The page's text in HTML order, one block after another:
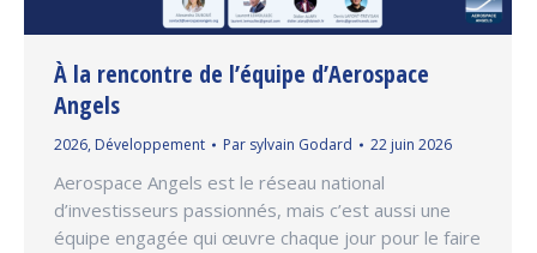
À la rencontre de l’équipe d’Aerospace
Angels
2026, Développement Par sylvain Godard 22 juin 2026
Aerospace Angels est le réseau national
d’investisseurs passionnés, mais c’est aussi une
équipe engagée qui œuvre chaque jour pour le faire